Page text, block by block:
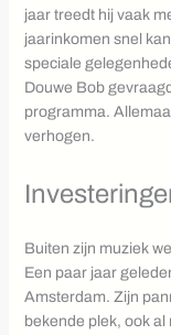
jaar treedt hij vaak
jaarinkomen snel
speciale
Douwe Bob
programma.
verhogen.
Buiten zijn muziek
Een paar jaar
Amsterdam. Zijn
bekende plek, ook